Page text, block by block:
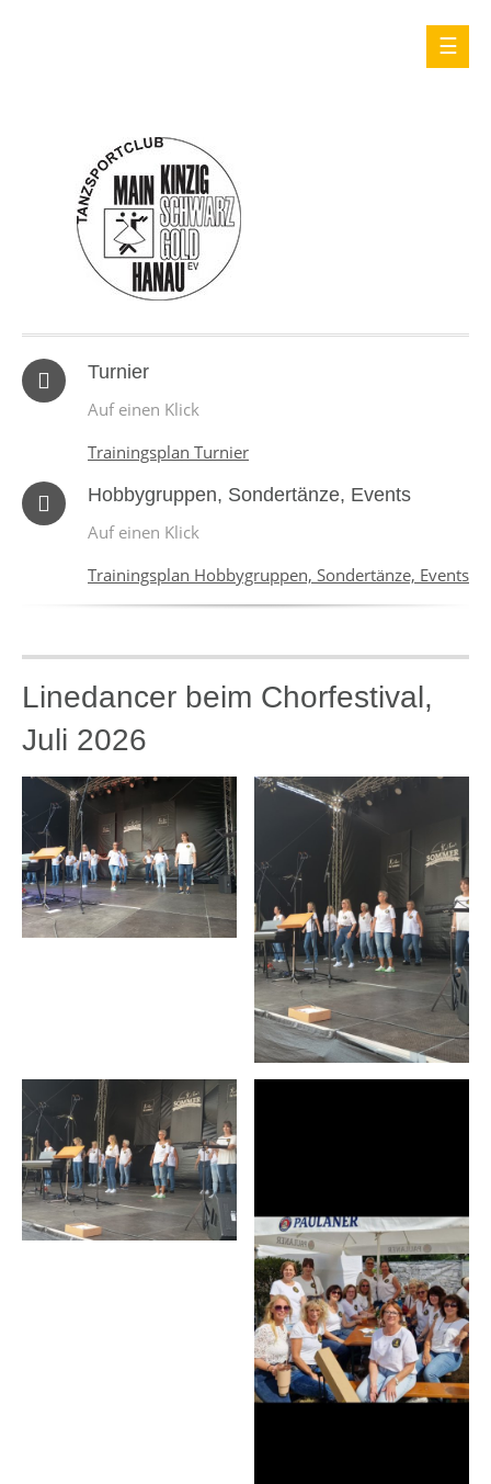
Turnier
Auf einen Klick
Trainingsplan Turnier
Hobbygruppen, Sondertänze, Events
Auf einen Klick
Trainingsplan Hobbygruppen, Sondertänze, Events
Linedancer beim Chorfestival,
Juli 2026